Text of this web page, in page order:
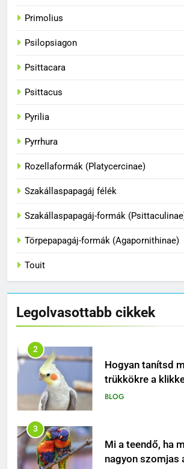
Primolius
Psilopsiagon
Psittacara
Psittacus
Pyrilia
Pyrrhura
Rozellaformák (Platycercinae)
Szakállaspapagáj félék
Szakállaspapagáj-formák
Törpepapagáj-formák (Agapornithinae)
Touit
Legolvasottabb cikkek
36
1
kiszabadult?
BLOG
2
BLOG
3
Mi a teendő, ha
nagyon szomjas
BLOG
4
Miért nem elég
egy kalitka és